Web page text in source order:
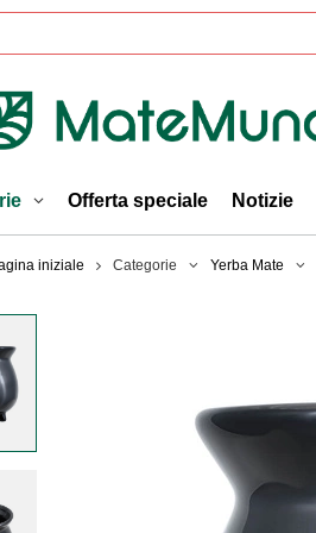
Offerta speciale Notizie
iniziale Categorie Yerba Mate